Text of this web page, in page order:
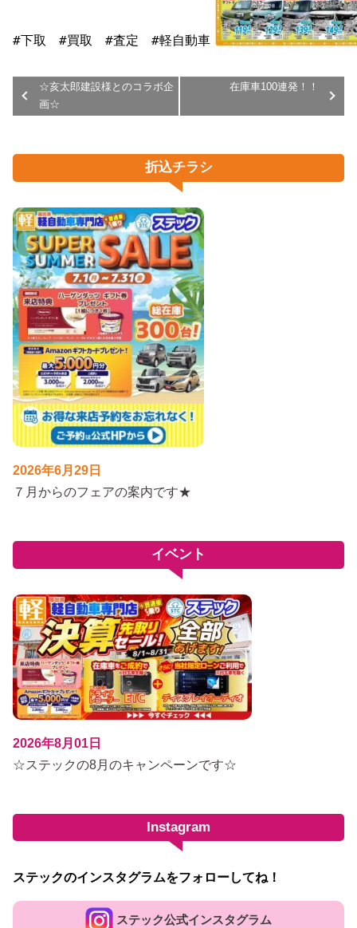
#下取　#買取　#査定　#軽自動車
☆亥太郎建設様とのコラボ企
画☆
在庫車100連発！！
折込チラシ
2026年6月29日
７月からのフェアの案内です★
イベント
2026年8月01日
☆ステックの8月のキャンペーンです☆
Instagram
ステックのインスタグラムをフォローしてね！
ステック公式インスタグラム